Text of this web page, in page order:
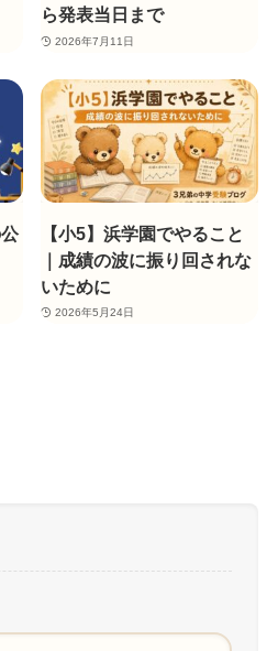
ら発表当日まで
2026年7月11日
【小5】浜学園でやること
｜成績の波に振り回されな
いために
2026年5月24日